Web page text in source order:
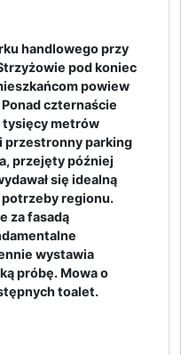
handlowego przy
pod koniec
powiew
czternaście
tysięcy metrów
przestronny parking
przejęty później
się idealną
regionu.
za fasadą
wystawia
próbę. Mowa o
toalet.